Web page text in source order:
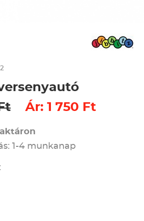
Ár: 1 750 Ft
1-4 munkanap